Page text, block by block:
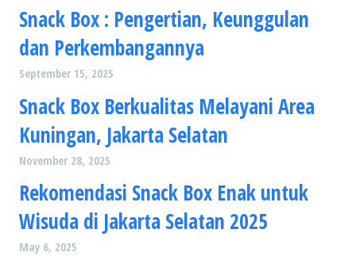
Snack Box : Pengertian, Keunggulan
dan Perkembangannya
September 15, 2025
Snack Box Berkualitas Melayani Area
Kuningan, Jakarta Selatan
November 28, 2025
Rekomendasi Snack Box Enak untuk
Wisuda di Jakarta Selatan 2025
May 6, 2025